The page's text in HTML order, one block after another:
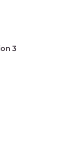
3